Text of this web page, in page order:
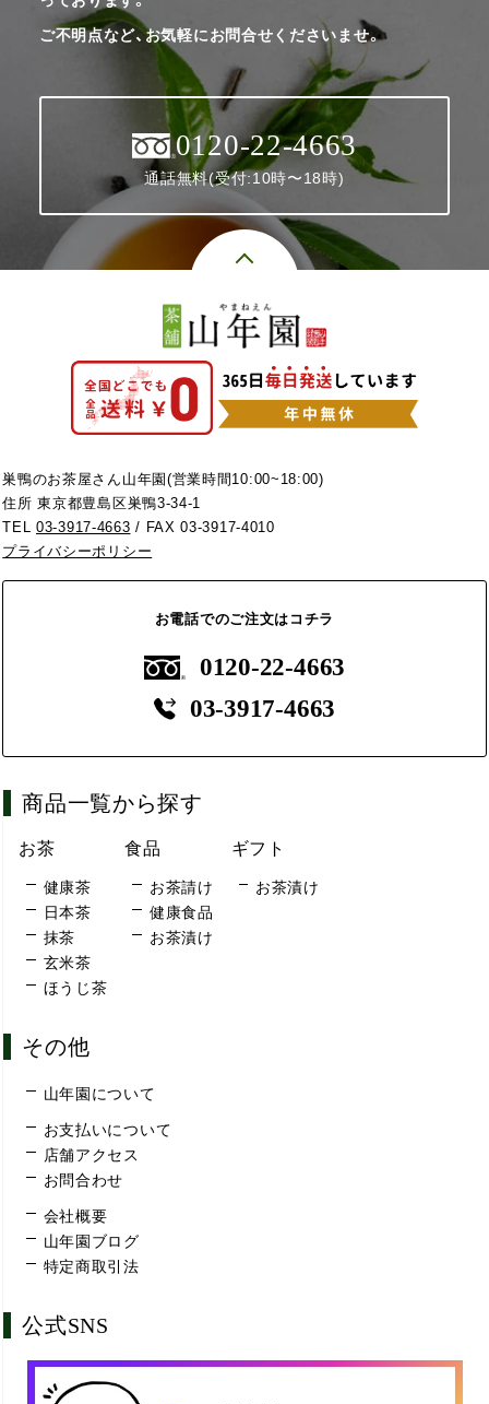
ご不明点など、お気軽にお問合せくださいませ。
0120-22-4663
通話無料(受付:10時〜18時)
巣鴨のお茶屋さん山年園(営業時間10:00~18:00)
住所 東京都豊島区巣鴨3-34-1
TEL03-3917-4663 / FAX 03-3917-4010
プライバシーポリシー
お電話でのご注文はコチラ
0120-22-4663
03-3917-4663
商品一覧から探す
お茶
健康茶
日本茶
抹茶
玄米茶
ほうじ茶
食品
お茶請け
健康食品
お茶漬け
ギフト
お茶漬け
その他
山年園について
お支払いについて
店舗アクセス
お問合わせ
会社概要
山年園ブログ
特定商取引法
公式SNS